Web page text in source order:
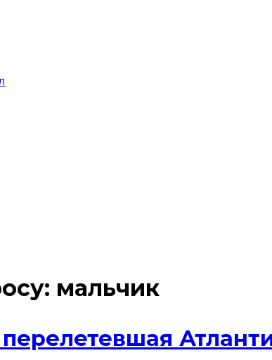
мальчик